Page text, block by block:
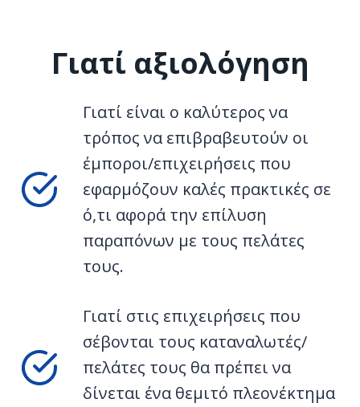
Γιατί αξιολόγηση
Γιατί είναι ο καλύτερος να
τρόπος να επιβραβευτούν οι
έμποροι/επιχειρήσεις που
εφαρμόζουν καλές πρακτικές σε
ό,τι αφορά την επίλυση
παραπόνων με τους πελάτες
τους.
Γιατί στις επιχειρήσεις που
σέβονται τους καταναλωτές/
πελάτες τους θα πρέπει να
δίνεται ένα θεμιτό πλεονέκτημα